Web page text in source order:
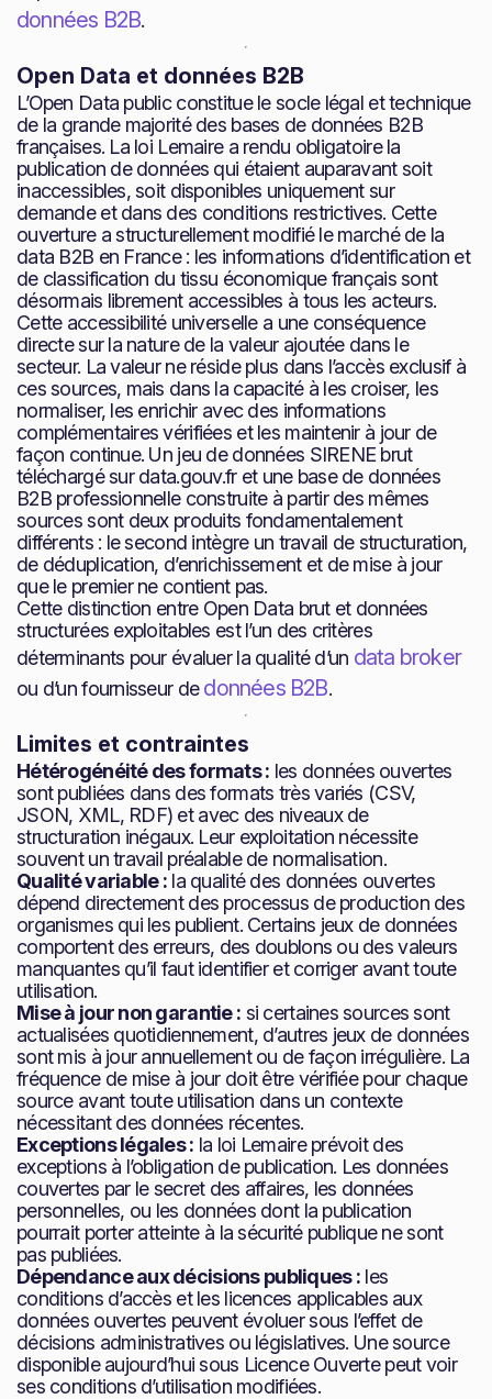
données B2B.
Open Data et données B2B
L’Open Data public constitue le socle légal et technique
de la grande majorité des bases de données B2B
françaises. La loi Lemaire a rendu obligatoire la
publication de données qui étaient auparavant soit
inaccessibles, soit disponibles uniquement sur
demande et dans des conditions restrictives. Cette
ouverture a structurellement modifié le marché de la
data B2B en France : les informations d’identification et
de classification du tissu économique français sont
désormais librement accessibles à tous les acteurs.
Cette accessibilité universelle a une conséquence
directe sur la nature de la valeur ajoutée dans le
secteur. La valeur ne réside plus dans l’accès exclusif à
ces sources, mais dans la capacité à les croiser, les
normaliser, les enrichir avec des informations
complémentaires vérifiées et les maintenir à jour de
façon continue. Un jeu de données SIRENE brut
téléchargé sur data.gouv.fr et une base de données
B2B professionnelle construite à partir des mêmes
sources sont deux produits fondamentalement
différents : le second intègre un travail de structuration,
de déduplication, d’enrichissement et de mise à jour
que le premier ne contient pas.
Cette distinction entre Open Data brut et données
structurées exploitables est l’un des critères
déterminants pour évaluer la qualité d’un data broker
ou d’un fournisseur dedonnées B2B.
Limites et contraintes
Hétérogénéité des formats : les données ouvertes
sont publiées dans des formats très variés (CSV,
JSON, XML, RDF) et avec des niveaux de
structuration inégaux. Leur exploitation nécessite
souvent un travail préalable de normalisation.
Qualité variable : la qualité des données ouvertes
dépend directement des processus de production des
organismes qui les publient. Certains jeux de données
comportent des erreurs, des doublons ou des valeurs
manquantes qu’il faut identifier et corriger avant toute
utilisation.
Mise à jour non garantie : si certaines sources sont
actualisées quotidiennement, d’autres jeux de données
sont mis à jour annuellement ou de façon irrégulière. La
fréquence de mise à jour doit être vérifiée pour chaque
source avant toute utilisation dans un contexte
nécessitant des données récentes.
Exceptions légales : la loi Lemaire prévoit des
exceptions à l’obligation de publication. Les données
couvertes par le secret des affaires, les données
personnelles, ou les données dont la publication
pourrait porter atteinte à la sécurité publique ne sont
pas publiées.
Dépendance aux décisions publiques : les
conditions d’accès et les licences applicables aux
données ouvertes peuvent évoluer sous l’effet de
décisions administratives ou législatives. Une source
disponible aujourd’hui sous Licence Ouverte peut voir
ses conditions d’utilisation modifiées.